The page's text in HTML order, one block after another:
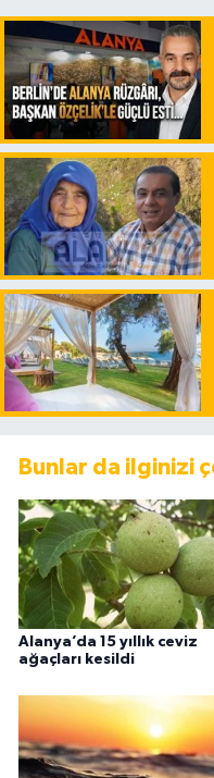
Bunlar da ilginizi
Alanya’da 15 yıllık ceviz
ağaçları kesildi